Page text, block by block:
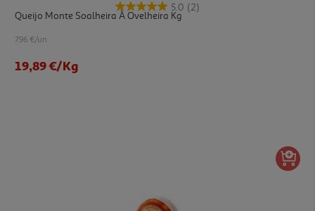
5.0 (2)
Queijo Monte Soalheira À Ovelheira Kg
7.96 €/un
19,89 €/Kg